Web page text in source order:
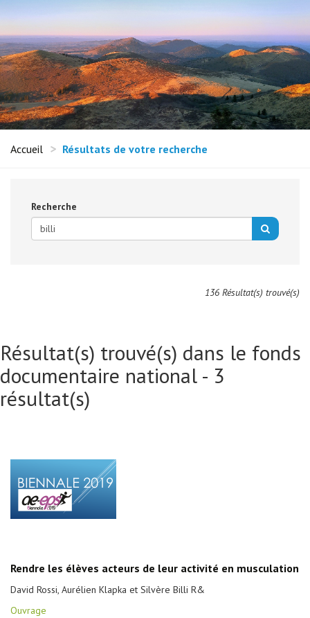
Accueil Résultats de votre recherche
Recherche
136 Résultat(s) trouvé(s)
Résultat(s) trouvé(s) dans le fonds
documentaire national - 3
résultat(s)
Rendre les élèves acteurs de leur activité en musculation
David Rossi, Aurélien Klapka et Silvère Billi R&
Ouvrage